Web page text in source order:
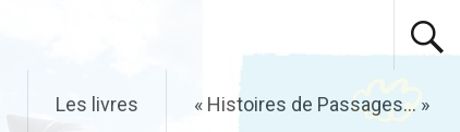
Les livres « Histoires de Passages… »